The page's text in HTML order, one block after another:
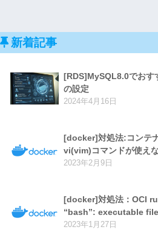
新着記事
[RDS]MySQL8.0でおす
の設定
2024年4月16日
[docker]対処法:コンテ
vi(vim)コマンドが使え
2023年2月9日
[docker]対処法：OCI
“bash”: executable
2023年1月27日